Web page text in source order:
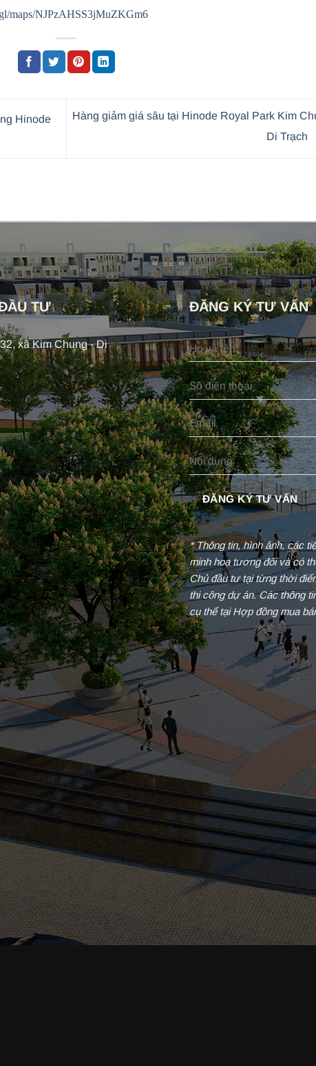
maps/NJPzAHSS3jMuZKGm6
Hinode
Hàng giảm giá sâu tại Hinode Royal Park Kim
Di Trạch
TƯ
xã Kim Chung - Di
ĐĂNG KÝ TƯ VẤN
* Thông tin, hình ảnh, các
minh hoạ tương đối và có
Chủ đầu tư tại từng thời
thi công dự án. Các thông
cụ thể tại Hợp đồng mua